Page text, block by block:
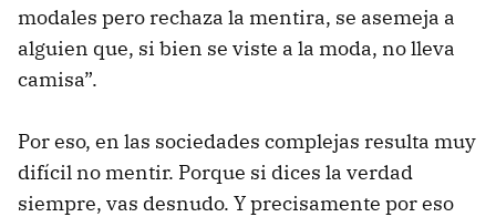
modales pero rechaza la mentira, se asemeja a
alguien que, si bien se viste a la moda, no lleva
camisa”.
Por eso, en las sociedades complejas resulta muy
difícil no mentir. Porque si dices la verdad
siempre, vas desnudo. Y precisamente por eso